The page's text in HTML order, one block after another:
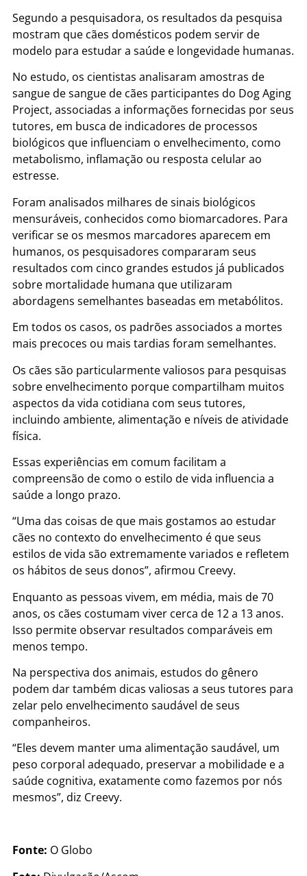
Segundo a pesquisadora, os resultados da pesquisa
mostram que cães domésticos podem servir de
modelo para estudar a saúde e longevidade humanas.
No estudo, os cientistas analisaram amostras de
sangue de sangue de cães participantes do Dog Aging
Project, associadas a informações fornecidas por seus
tutores, em busca de indicadores de processos
biológicos que influenciam o envelhecimento, como
metabolismo, inflamação ou resposta celular ao
estresse.
Foram analisados milhares de sinais biológicos
mensuráveis, conhecidos como biomarcadores. Para
verificar se os mesmos marcadores aparecem em
humanos, os pesquisadores compararam seus
resultados com cinco grandes estudos já publicados
sobre mortalidade humana que utilizaram
abordagens semelhantes baseadas em metabólitos.
Em todos os casos, os padrões associados a mortes
mais precoces ou mais tardias foram semelhantes.
Os cães são particularmente valiosos para pesquisas
sobre envelhecimento porque compartilham muitos
aspectos da vida cotidiana com seus tutores,
incluindo ambiente, alimentação e níveis de atividade
física.
Essas experiências em comum facilitam a
compreensão de como o estilo de vida influencia a
saúde a longo prazo.
“Uma das coisas de que mais gostamos ao estudar
cães no contexto do envelhecimento é que seus
estilos de vida são extremamente variados e refletem
os hábitos de seus donos”, afirmou Creevy.
Enquanto as pessoas vivem, em média, mais de 70
anos, os cães costumam viver cerca de 12 a 13 anos.
Isso permite observar resultados comparáveis em
menos tempo.
Na perspectiva dos animais, estudos do gênero
podem dar também dicas valiosas a seus tutores para
zelar pelo envelhecimento saudável de seus
companheiros.
“Eles devem manter uma alimentação saudável, um
peso corporal adequado, preservar a mobilidade e a
saúde cognitiva, exatamente como fazemos por nós
mesmos”, diz Creevy.
Fonte: O Globo